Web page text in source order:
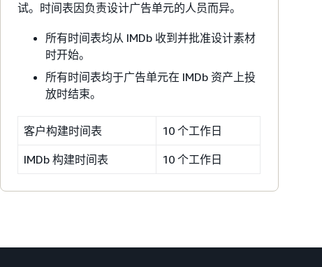
试。时间表因负责设计广告单元的人员而异。
所有时间表均从 IMDb 收到并批准设计素材
时开始。
所有时间表均于广告单元在 IMDb 资产上投
放时结束。
客户构建时间表 10 个工作日
IMDb 构建时间表 10 个工作日